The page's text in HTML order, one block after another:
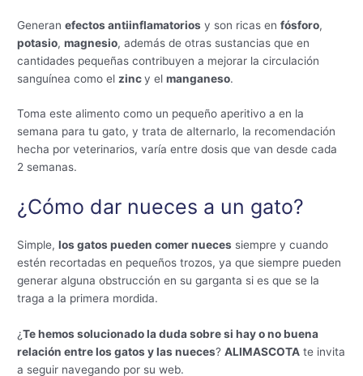
Generanefectos antiinflamatorios y son ricas enfósforo,
potasio,magnesio, además de otras sustancias que en
cantidades pequeñas contribuyen a mejorar la circulación
sanguínea como el zincy elmanganeso.
Toma este alimento como un pequeño aperitivo a en la
semana para tu gato, y trata de alternarlo, la recomendación
hecha por veterinarios, varía entre dosis que van desde cada
2 semanas.
¿Cómo dar nueces a un gato?
Simple,los gatos pueden comer nueces siempre y cuando
estén recortadas en pequeños trozos, ya que siempre pueden
generar alguna obstrucción en su garganta si es que se la
traga a la primera mordida.
¿Te hemos solucionado la duda sobre si hay o no buena
relación entre los gatos y las nueces?ALIMASCOTA te invita
a seguir navegando por su web.